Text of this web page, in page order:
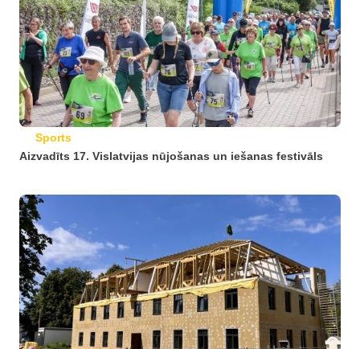
Sports
Aizvadīts 17. Vislatvijas nūjošanas un iešanas festivāls